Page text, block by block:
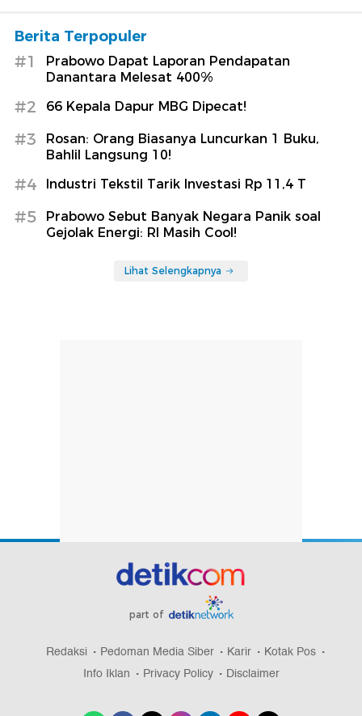
Berita Terpopuler
#1
Prabowo Dapat Laporan Pendapatan
Danantara Melesat 400%
#2 66 Kepala Dapur MBG Dipecat!
#3
Rosan: Orang Biasanya Luncurkan 1 Buku,
Bahlil Langsung 10!
#4 Industri Tekstil Tarik Investasi Rp 11,4 T
#5
Prabowo Sebut Banyak Negara Panik soal
Gejolak Energi: RI Masih Cool!
Lihat Selengkapnya
part of
Redaksi Pedoman Media Siber Karir
Kotak Pos
Info Iklan
Privacy Policy Disclaimer